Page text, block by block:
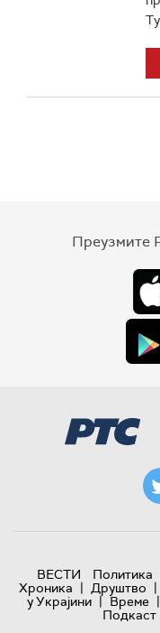
Преузмите
ВЕСТИ Политика
Хроника | Друштво |
у Украјини | Време |
Подкаст